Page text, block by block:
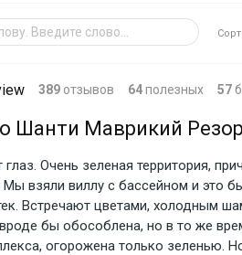
389 отзывов 64полезных 57
Шанти Маврикий
Очень зеленая территория,
взяли виллу с бассейном и это
Встречают цветами, холодным
бы обособлена, но в то же
огорожена только зеленью.